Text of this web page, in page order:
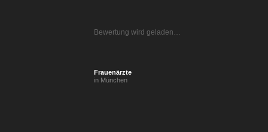
Bewertung wird geladen…
Frauenärzte
in München